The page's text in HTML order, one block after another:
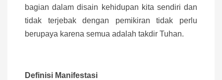
bagian dalam disain kehidupan kita sendiri dan
tidak terjebak dengan pemikiran tidak perlu
berupaya karena semua adalah takdir Tuhan.
Definisi Manifestasi